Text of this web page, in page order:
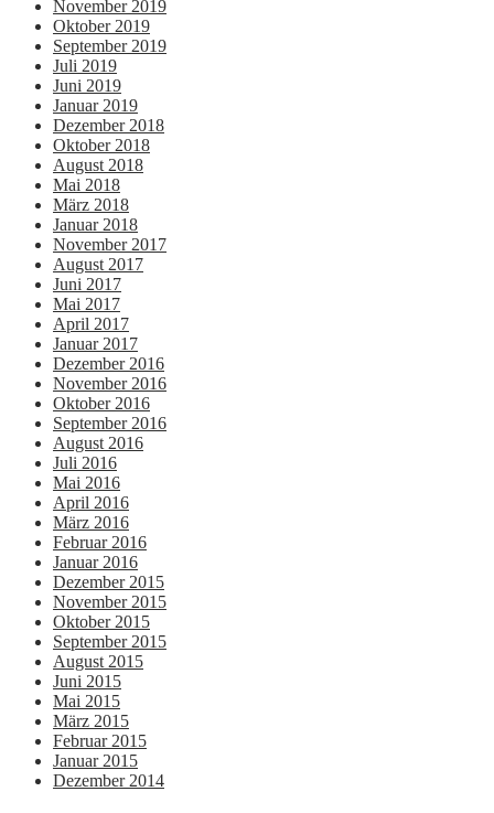
November 2019
Oktober 2019
September 2019
Juli 2019
Juni 2019
Januar 2019
Dezember 2018
Oktober 2018
August 2018
Mai 2018
März 2018
Januar 2018
November 2017
August 2017
Juni 2017
Mai 2017
April 2017
Januar 2017
Dezember 2016
November 2016
Oktober 2016
September 2016
August 2016
Juli 2016
Mai 2016
April 2016
März 2016
Februar 2016
Januar 2016
Dezember 2015
November 2015
Oktober 2015
September 2015
August 2015
Juni 2015
Mai 2015
März 2015
Februar 2015
Januar 2015
Dezember 2014